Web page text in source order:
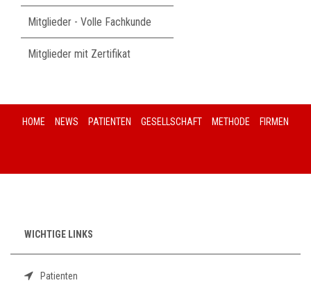
Mitglieder - Volle Fachkunde
Mitglieder mit Zertifikat
HOME NEWS PATIENTEN GESELLSCHAFT METHODE FIRMEN
WICHTIGE LINKS
Patienten